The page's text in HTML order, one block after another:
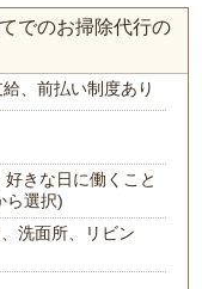
でのお掃除代行の
給、前払い制度あり
きな日に働くこと
ら選択)
洗面所、リビン